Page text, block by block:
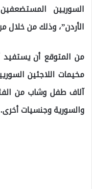
السوريين
الأردن”، وذلك من خلال
آلاف طفل وشاب من
والسورية وجنسيات أخرى.